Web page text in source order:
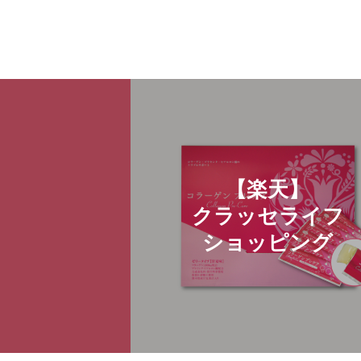
【楽天】
クラッセライフ
ショッピング